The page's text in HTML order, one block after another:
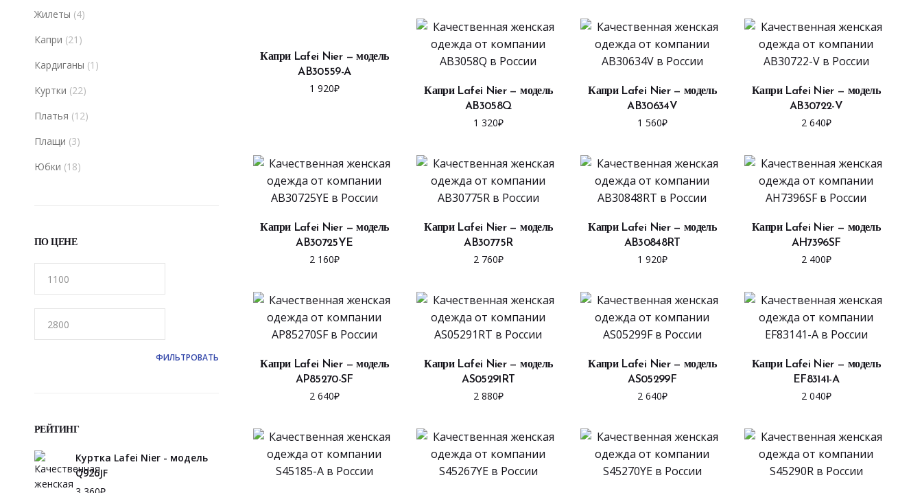
ВЫБРАТЬ ...
Капри Lafei Nier — модель
AB30559-A
1 920₽ ВЫБРАТЬ ...
Капри Lafei Nier — модель
AB3058Q
1 320₽
ВЫБРАТЬ ...
Капри Lafei Nier — модель
AB30634V
1 560₽
ВЫБРАТЬ ...
Капри Lafei Nier — модель
AB30722-V
2 640₽
ВЫБРАТЬ ...
Капри Lafei Nier — модель
AB30725YE
2 160₽
ВЫБРАТЬ ...
Капри Lafei Nier — модель
AB30775R
2 760₽
ВЫБРАТЬ ...
Капри Lafei Nier — модель
AB30848RT
1 920₽
ВЫБРАТЬ ...
Капри Lafei Nier — модель
AH7396SF
2 400₽
ВЫБРАТЬ ...
Капри Lafei Nier — модель
AP85270-SF
2 640₽
ВЫБРАТЬ ...
Капри Lafei Nier — модель
AS05291RT
2 880₽
ВЫБРАТЬ ...
Капри Lafei Nier — модель
AS05299F
2 640₽
ВЫБРАТЬ ...
Капри Lafei Nier — модель
EF83141-A
2 040₽
Жилеты (4)
Капри (21)
Кардиганы (1)
Куртки (22)
Платья (12)
Плащи (3)
Юбки (18)
ПО ЦЕНЕ
ФИЛЬТРОВАТЬ
РЕЙТИНГ
Куртка Lafei Nier - модель
Q926JF